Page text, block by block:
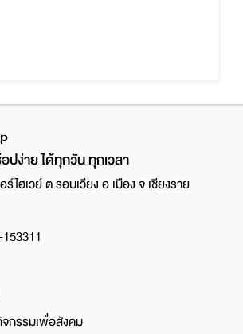
ปง่าย ได้ทุกวัน ทุกเวลา
ไฮเวย์ ต.รอบเวียง อ.เมือง จ.เชียงราย
จกรรมเพื่อสังคม